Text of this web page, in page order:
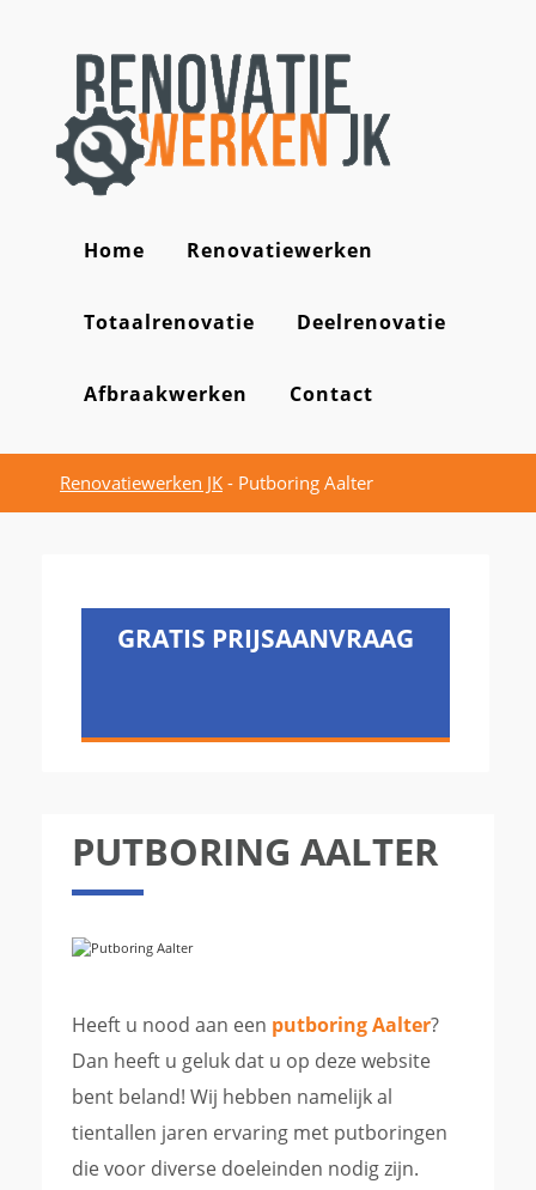
Home Renovatiewerken
Totaalrenovatie Deelrenovatie
Afbraakwerken Contact
Renovatiewerken JK - Putboring Aalter
GRATIS PRIJSAANVRAAG
PUTBORING AALTER
Heeft u nood aan een putboring Aalter?
Dan heeft u geluk dat u op deze website
bent beland! Wij hebben namelijk al
tientallen jaren ervaring met putboringen
die voor diverse doeleinden nodig zijn.